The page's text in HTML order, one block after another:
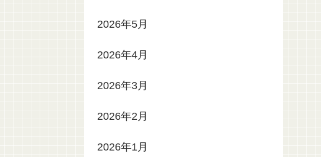
2026年5月
2026年4月
2026年3月
2026年2月
2026年1月